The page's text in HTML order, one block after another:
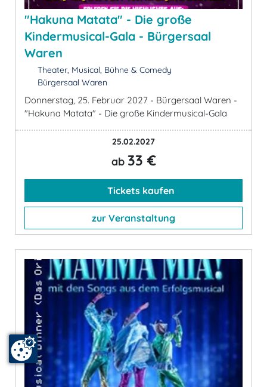
"Hakuna Matata" - Die große
Kindermusical-Gala - Bürgersaal
Waren
Theater, Musical, Bühne & Comedy
Bürgersaal Waren
Donnerstag, 25. Februar 2027 - Bürgersaal Waren -
"Hakuna Matata" - Die große Kindermusical-Gala
25.02.2027
ab 33 €
Tickets kaufen
zur Veranstaltung